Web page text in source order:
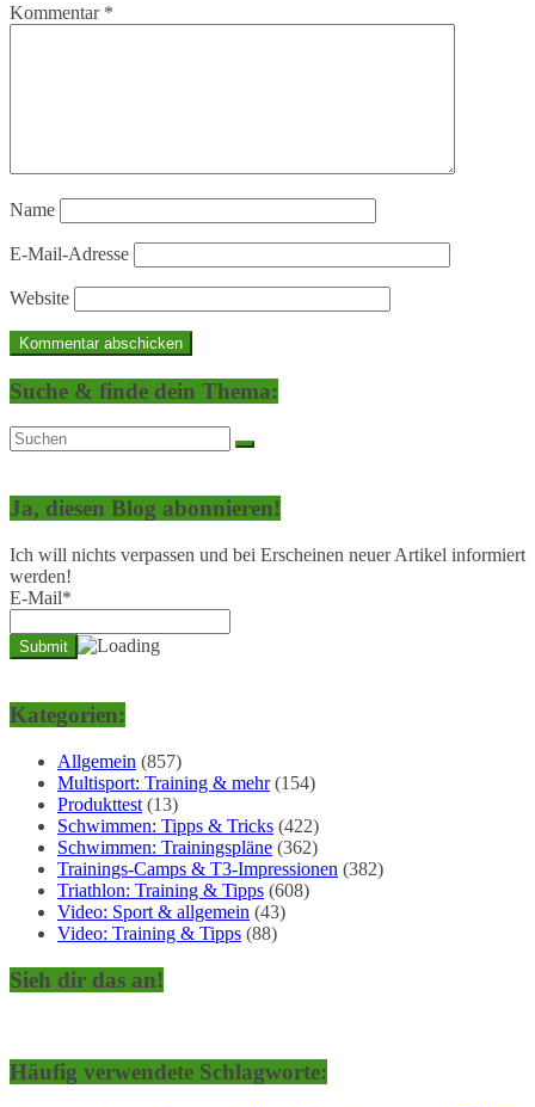
Kommentar *
Name
E-Mail-Adresse
Website
Suche & finde dein Thema:
Ja, diesen Blog abonnieren!
Ich will nichts verpassen und bei Erscheinen neuer Artikel informiert
werden!
E-Mail*
Kategorien:
Allgemein (857)
Multisport: Training & mehr(154)
Produkttest (13)
Schwimmen: Tipps & Tricks (422)
Schwimmen: Trainingspläne (362)
Trainings-Camps & T3-Impressionen (382)
Triathlon: Training & Tipps (608)
Video: Sport & allgemein (43)
Video: Training & Tipps (88)
Sieh dir das an!
Häufig verwendete Schlagworte: